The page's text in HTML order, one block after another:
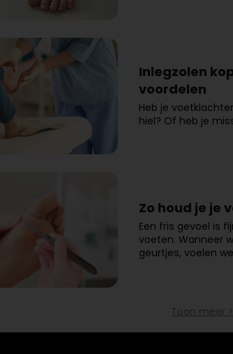
Inlegzolen
voordelen
Heb je
hiel? Of heb je
Zo houd je je
Een fris gevoel is
voeten. Wanneer
geurtjes, voelen
Toon meer >